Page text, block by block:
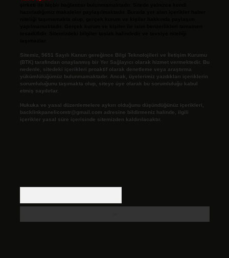
Sitemiz, 5651 Sayılı Kanun gereğince Bilgi Teknolojileri ve İletişim Kurumu
(BTK) tarafından onaylanmış bir Yer Sağlayıcı olarak hizmet vermektedir. Bu
nedenle, sitedeki içerikleri proaktif olarak denetleme veya araştırma
yükümlülüğümüz bulunmamaktadır. Ancak, üyelerimiz yazdıkları içeriklerin
sorumluluğunu taşımakta olup, siteye üye olarak bu sorumluluğu kabul
etmiş sayılırlar.
Hukuka ve yasal düzenlemelere aykırı olduğunu düşündüğünüz içerikleri,
backlinkpanelicomtr@gmail.com adresine bildirmeniz halinde, ilgili
içerikler yasal süre içerisinde sitemizden kaldırılacaktır.